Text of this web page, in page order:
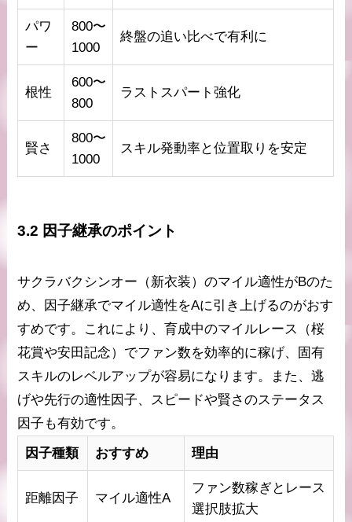
パワ
ー
800〜
1000
終盤の追い比べで有利に
根性
600〜
800
ラストスパート強化
賢さ
800〜
1000
スキル発動率と位置取りを安定
3.2 因子継承のポイント
サクラバクシンオー（新衣装）のマイル適性がBのた
め、因子継承でマイル適性をAに引き上げるのがおす
すめです。これにより、育成中のマイルレース（桜
花賞や安田記念）でファン数を効率的に稼げ、固有
スキルのレベルアップが容易になります。また、逃
げや先行の適性因子、スピードや賢さのステータス
因子も有効です。
因子種類
おすすめ 理由
距離因子 マイル適性A
ファン数稼ぎとレース
選択肢拡大